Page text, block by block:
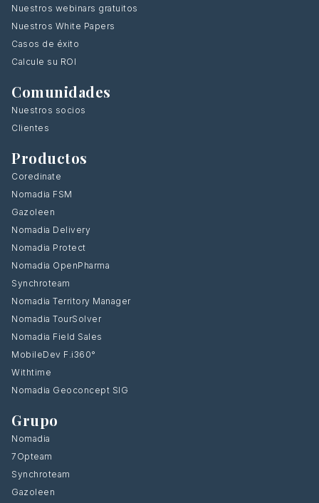
Nuestros webinars gratuitos
Nuestros White Papers
Casos de éxito
Calcule su ROI
Comunidades
Nuestros socios
Clientes
Productos
Coredinate
Nomadia FSM
Gazoleen
Nomadia Delivery
Nomadia Protect
Nomadia OpenPharma
Synchroteam
Nomadia Territory Manager
Nomadia TourSolver
Nomadia Field Sales
MobileDev F.i360°
Withtime
Nomadia Geoconcept SIG
Grupo
Nomadia
7Opteam
Synchroteam
Gazoleen